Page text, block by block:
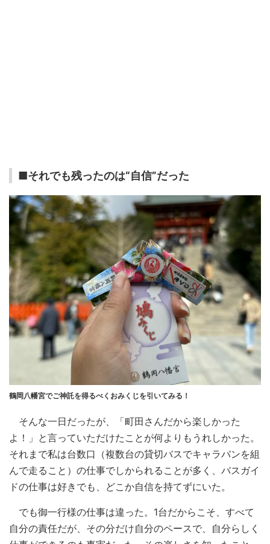
■それでも残ったのは“自信”だった
鶴岡八幡宮でご神託を得るべくおみくじを引いてみる！
そんな一日だったが、「町田さんだから楽しかった
よ！」と言っていただけたことが何よりもうれしかった。
それまで私は台数口（複数台の貸切バスでキャラバンを組
んで走ること）の仕事でしかられることが多く、バスガイ
ドの仕事は好きでも、どこか自信を持てずにいた。
でも御一行様の仕事は違った。1台だからこそ、すべて
自分の責任だが、その分だけ自分のペースで、自分らしく